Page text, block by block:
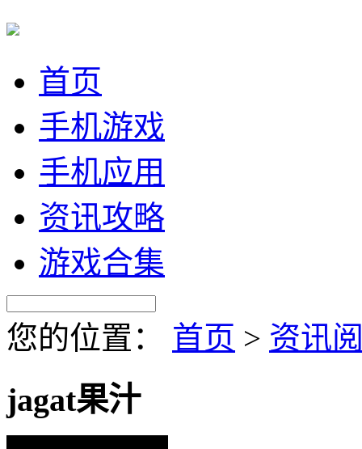
首页
手机游戏
手机应用
资讯攻略
游戏合集
您的位置： 首页 > 资讯
jagat果汁